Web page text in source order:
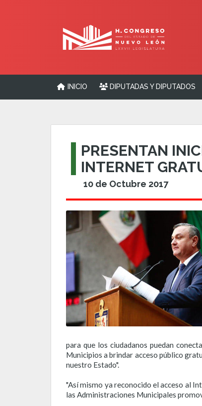
INICIO DIPUTADAS Y DIPUTADOS
PRESENTAN
INTERNET
10 de Octubre 2017
para que los ciudadanos puedan
Municipios a brindar acceso público
nuestro Estado".
"Así mismo ya reconocido el acceso al
las Administraciones Municipales